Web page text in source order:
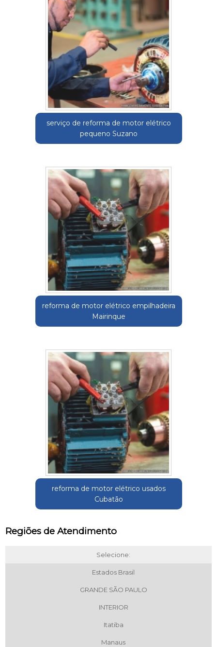
serviço de reforma de motor elétrico
pequeno Suzano
reforma de motor elétrico empilhadeira
Mairinque
reforma de motor elétrico usados
Cubatão
Regiões de Atendimento
Selecione:
Estados Brasil
GRANDE SÃO PAULO
INTERIOR
Itatiba
Manaus